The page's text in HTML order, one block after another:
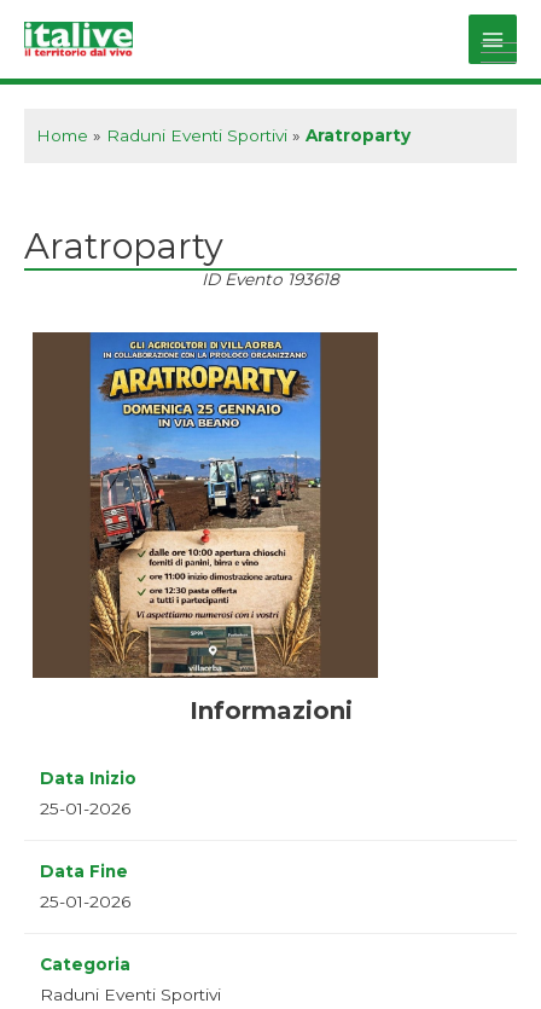
Main
Home » Raduni Eventi Sportivi » Aratroparty
Aratroparty
ID Evento 193618
Informazioni
Data Inizio
25-01-2026
Data Fine
25-01-2026
Categoria
Raduni Eventi Sportivi